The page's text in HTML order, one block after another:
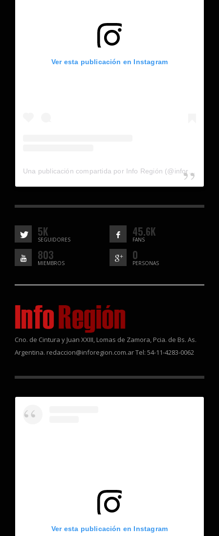
Ver esta publicación en Instagram
5K
SEGUIDORES
45.6K
FANS
803
MIEMBROS
0
PERSONAS
Cno. de Cintura y Juan XXIII, Lomas de Zamora, Pcia. de Bs. As.
Argentina. redaccion@inforegion.com.ar Tel: 54-11-4283-0062
Ver esta publicación en Instagram